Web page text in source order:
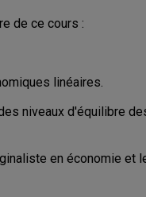
de ce cours :
linéaires.
niveaux d'équilibre
en économie et